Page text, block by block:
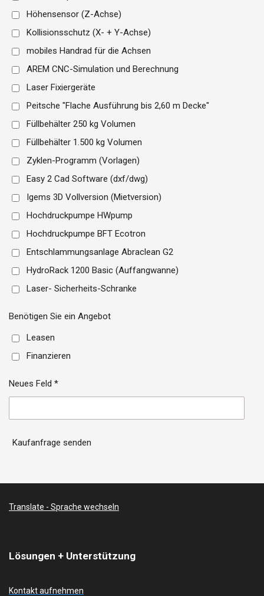
Höhensensor (Z-Achse)
Kollisionsschutz (X- + Y-Achse)
mobiles Handrad für die Achsen
AREM CNC-Simulation und Berechnung
Laser Fixiergeräte
Peitsche "Flache Ausführung bis 2,60 m Decke"
Füllbehälter 250 kg Volumen
Füllbehälter 1.500 kg Volumen
Zyklen-Programm (Vorlagen)
Easy 2 Cad Software (dxf/dwg)
Igems 3D Vollversion (Mietversion)
Hochdruckpumpe HWpump
Hochdruckpumpe BFT Ecotron
Entschlammungsanlage Abraclean G2
HydroRack 1200 Basic (Auffangwanne)
Laser- Sicherheits-Schranke
Benötigen Sie ein Angebot
Leasen
Finanzieren
Neues Feld *
Kaufanfrage senden
Translate - Sprache wechseln
Lösungen + Unterstützung
Kontakt aufnehmen